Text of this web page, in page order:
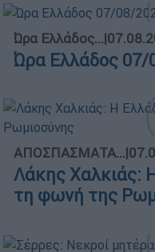
Ώρα Ελλάδος...|
Ώρα Ελλάδος 07/
ΑΠΟΣΠΑΣΜΑΤΑ...|
Λάκης Χαλκιάς:
τη φωνή της